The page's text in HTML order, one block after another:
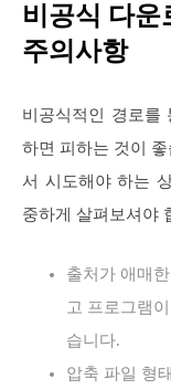
비공식 다운
주의사항
비공식적인 경로를
하면 피하는 것이
서 시도해야 하는
중하게 살펴보셔야
출처가 애매
고 프로그램
습니다.
압축 파일 형